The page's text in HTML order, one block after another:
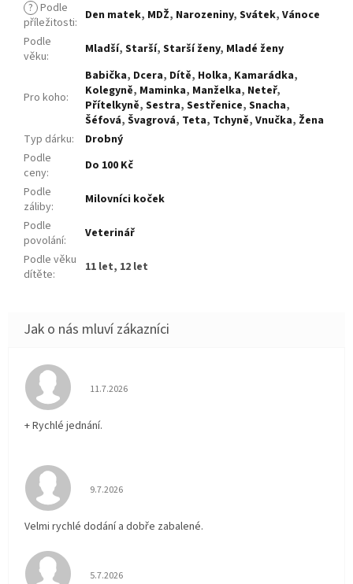
? Podle
příležitosti: Den matek, MDŽ, Narozeniny, Svátek, Vánoce
Podle
věku: Mladší, Starší, Starší ženy, Mladé ženy
Pro koho:
Babička, Dcera, Dítě, Holka, Kamarádka,
Kolegyně, Maminka, Manželka, Neteř,
Přítelkyně, Sestra, Sestřenice, Snacha,
Šéfová, Švagrová, Teta, Tchyně, Vnučka, Žena
Typ dárku:
Drobný
Podle
ceny:
Do 100 Kč
Podle
záliby:
Milovníci koček
Podle
povolání:
Veterinář
Podle věku
dítěte: 11 let, 12 let
Hodnocení obchodu je 5 z 5 hvězdiček.
11.7.2026
+ Rychlé jednání.
Hodnocení obchodu je 5 z 5 hvězdiček.
9.7.2026
Velmi rychlé dodání a dobře zabalené.
Hodnocení obchodu je 5 z 5 hvězdiček.
5.7.2026